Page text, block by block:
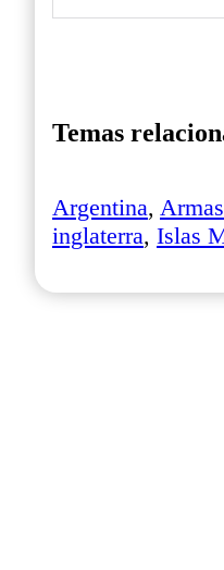
Temas
Argentina,
inglaterra, Islas